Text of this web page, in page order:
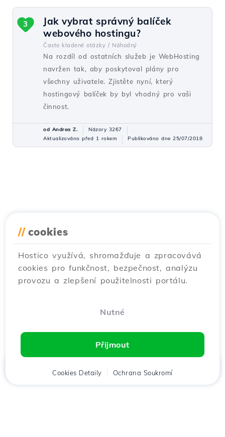
Jak vybrat správný balíček
webového hostingu?
Často kladené otázky / Náhodný
Na rozdíl od ostatních služeb je WebHosting
navržen tak, aby poskytoval plány pro
všechny uživatele. Zjistěte nyní, který
hostingový balíček by byl vhodný pro vaši
činnost.
3
od Andrea Z.
Názory 3267
Aktualizováno před 1 rokem
Publikováno dne 25/07/2018
// cookies
Hostico využívá, shromažďuje a zpracovává
cookies pro funkčnost, bezpečnost, analýzu
provozu a zlepšení použitelnosti portálu.
Nutné
Přijmout
Cookies Detaily Ochrana Soukromí
Klient Košík Chat